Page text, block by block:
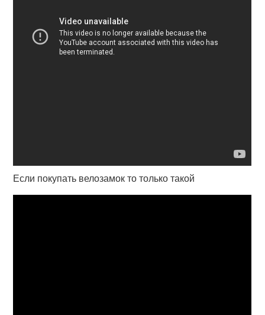
Если покупать велозамок то только такой